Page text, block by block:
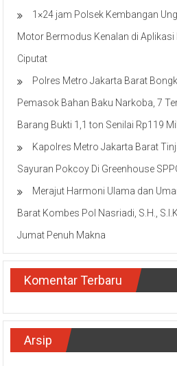
1×24 jam Polsek Kembangan
Motor Bermodus Kenalan di Aplikasi
Ciputat
Polres Metro Jakarta Barat
Pemasok Bahan Baku Narkoba, 7
Barang Bukti 1,1 ton Senilai Rp119
Kapolres Metro Jakarta Barat
Sayuran Pokcoy Di Greenhouse
Merajut Harmoni Ulama dan
Barat Kombes Pol Nasriadi, S.H.,
Jumat Penuh Makna
Komentar Terbaru
Arsip